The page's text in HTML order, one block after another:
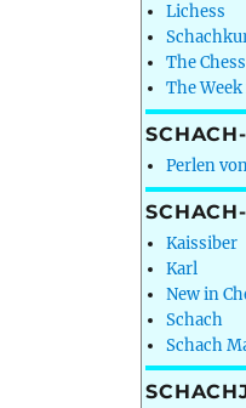
Lichess
The
The Week
Perlen
Kaissiber
Karl
New in
Schach
Schach